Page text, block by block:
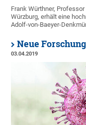
Frank Würthner,
Würzburg, erhält eine
Adolf-von-Baeyer-
Neue
03.04.2019